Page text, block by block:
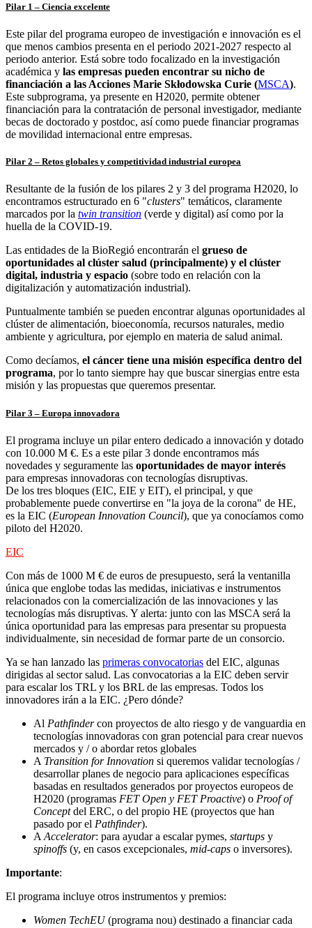
Pilar 1 – Ciencia excelente
Este pilar del programa europeo de investigación e innovación es el
que menos cambios presenta en el periodo 2021-2027 respecto al
periodo anterior. Está sobre todo focalizado en la investigación
académica y las empresas pueden encontrar su nicho de
financiación a las Acciones Marie Skłodowska Curie (MSCA).
Este subprograma, ya presente en H2020, permite obtener
financiación para la contratación de personal investigador, mediante
becas de doctorado y postdoc, así como puede financiar programas
de movilidad internacional entre empresas.
Pilar 2 – Retos globales y competitividad industrial europea
Resultante de la fusión de los pilares 2 y 3 del programa H2020, lo
encontramos estructurado en 6 "clusters" temáticos, claramente
marcados por la twin transition (verde y digital) así como por la
huella de la COVID-19.
Las entidades de la BioRegió encontrarán el grueso de
oportunidades al clúster salud (principalmente) y el clúster
digital, industria y espacio (sobre todo en relación con la
digitalización y automatización industrial).
Puntualmente también se pueden encontrar algunas oportunidades al
clúster de alimentación, bioeconomía, recursos naturales, medio
ambiente y agricultura, por ejemplo en materia de salud animal.
Como decíamos, el cáncer tiene una misión específica dentro del
programa, por lo tanto siempre hay que buscar sinergias entre esta
misión y las propuestas que queremos presentar.
Pilar 3 – Europa innovadora
El programa incluye un pilar entero dedicado a innovación y dotado
con 10.000 M €. Es a este pilar 3 donde encontramos más
novedades y seguramente las oportunidades de mayor interés
para empresas innovadoras con tecnologías disruptivas.
De los tres bloques (EIC, EIE y EIT), el principal, y que
probablemente puede convertirse en "la joya de la corona" de HE,
es la EIC (European Innovation Council), que ya conocíamos como
piloto del H2020.
EIC
Con más de 1000 M € de euros de presupuesto, será la ventanilla
única que englobe todas las medidas, iniciativas e instrumentos
relacionados con la comercialización de las innovaciones y las
tecnologías más disruptivas. Y alerta: junto con las MSCA será la
única oportunidad para las empresas para presentar su propuesta
individualmente, sin necesidad de formar parte de un consorcio.
Ya se han lanzado las primeras convocatorias del EIC, algunas
dirigidas al sector salud. Las convocatorias a la EIC deben servir
para escalar los TRL y los BRL de las empresas. Todos los
innovadores irán a la EIC. ¿Pero dónde?
Al Pathfindercon proyectos de alto riesgo y de vanguardia en
tecnologías innovadoras con gran potencial para crear nuevos
mercados y / o abordar retos globales
A Transition for Innovation si queremos validar tecnologías /
desarrollar planes de negocio para aplicaciones específicas
basadas en resultados generados por proyectos europeos de
H2020 (programas FET Open y FET Proactive) o Proof of
Conceptdel ERC, o del propio HE (proyectos que han
pasado por el Pathfinder).
A Accelerator: para ayudar a escalar pymes, startups y
spinoffs (y, en casos excepcionales, mid-caps o inversores).
Importante:
El programa incluye otros instrumentos y premios:
Women TechEU(programa nou) destinado a financiar cada